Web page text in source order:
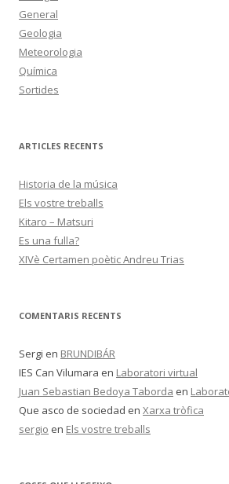
General
Geologia
Meteorologia
Química
Sortides
ARTICLES RECENTS
Historia de la música
Els vostre treballs
Kitaro – Matsuri
Es una fulla?
XIVè Certamen poètic Andreu Trias
COMENTARIS RECENTS
Sergi en BRUNDIBÁR
IES Can Vilumara en Laboratori virtual
Juan Sebastian Bedoya Taborda en
Que asco de sociedad en Xarxa tròfica
sergio en Els vostre treballs